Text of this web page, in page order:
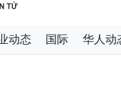
利于发展的对外格局
议：健全与新组织架
实党中央三中全会《
动态 国际 华人动